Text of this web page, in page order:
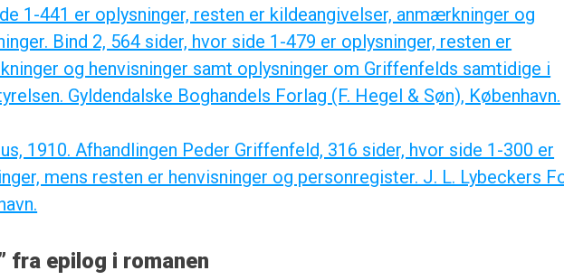
1-441 er oplysninger, resten er kildeangivelser, anmærkninger og
Bind 2, 564 sider, hvor side 1-479 er oplysninger, resten er
og henvisninger samt oplysninger om Griffenfelds samtidige i
Gyldendalske Boghandels Forlag (F. Hegel & Søn), København.
1910. Afhandlingen Peder Griffenfeld, 316 sider, hvor side 1-300 er
mens resten er henvisninger og personregister. J. L. Lybeckers
fra epilog i romanen